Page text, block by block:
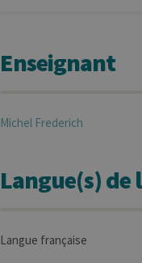
Enseignant
Michel Frederich
Langue(s)
Langue française